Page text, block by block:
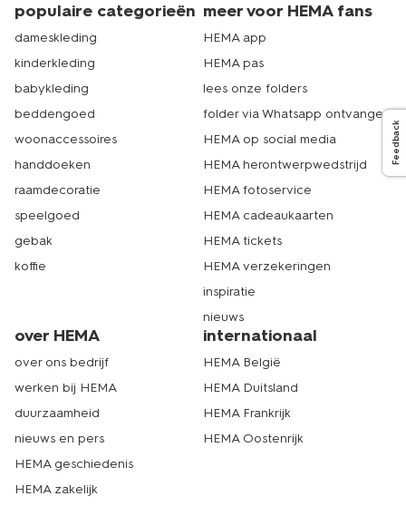
Feedback
populaire categorieën
dameskleding
kinderkleding
babykleding
beddengoed
woonaccessoires
handdoeken
raamdecoratie
speelgoed
gebak
koffie
meer voor HEMA fans
HEMA app
HEMA pas
lees onze folders
folder via Whatsapp ontvangen
HEMA op social media
HEMA herontwerpwedstrijd
HEMA fotoservice
HEMA cadeaukaarten
HEMA tickets
HEMA verzekeringen
inspiratie
nieuws
over HEMA
over ons bedrijf
werken bij HEMA
duurzaamheid
nieuws en pers
HEMA geschiedenis
HEMA zakelijk
internationaal
HEMA België
HEMA Duitsland
HEMA Frankrijk
HEMA Oostenrijk